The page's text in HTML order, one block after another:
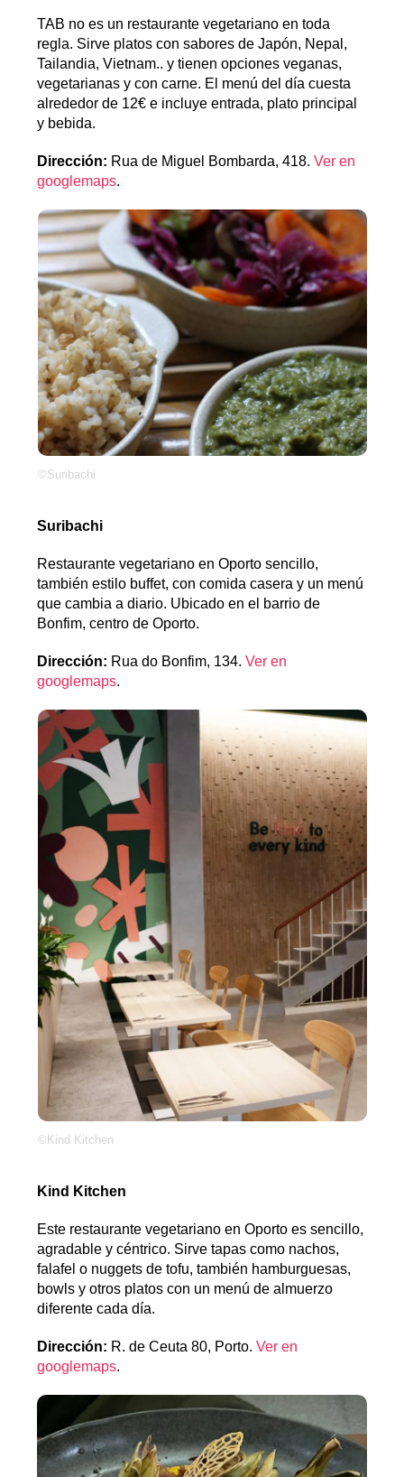
TAB no es un restaurante vegetariano en toda
regla. Sirve platos con sabores de Japón, Nepal,
Tailandia, Vietnam.. y tienen opciones veganas,
vegetarianas y con carne. El menú del día cuesta
alrededor de 12€ e incluye entrada, plato principal
y bebida.
Dirección: Rua de Miguel Bombarda, 418.Ver en
googlemaps.
©Suribachi
Suribachi
Restaurante vegetariano en Oporto sencillo,
también estilo buffet, con comida casera y un menú
que cambia a diario. Ubicado en el barrio de
Bonfim, centro de Oporto.
Dirección: Rua do Bonfim, 134. Ver en
googlemaps.
©Kind Kitchen
Kind Kitchen
Este restaurante vegetariano en Oporto es sencillo,
agradable y céntrico. Sirve tapas como nachos,
falafel o nuggets de tofu, también hamburguesas,
bowls y otros platos con un menú de almuerzo
diferente cada día.
Dirección: R. de Ceuta 80, Porto. Ver en
googlemaps.